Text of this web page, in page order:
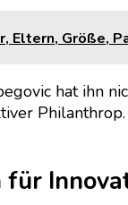
Eltern, Größe,
hat ihn
für